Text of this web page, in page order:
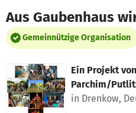
Aus Gaubenhaus
Gemeinnützige Organisation
Ein Projekt von
Parchim/
in Drenkow,